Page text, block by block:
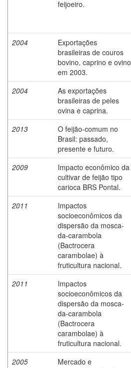
feijoeiro.
2004
Exportações
brasileiras de couros
bovino, caprino e ovino
em 2003.
2004
As exportações
brasileiras de peles
ovina e caprina.
2013
O feijão-comum no
Brasil: passado,
presente e futuro.
2009
Impacto econômico da
cultivar de feijão tipo
carioca BRS Pontal.
2011
Impactos
socioeconômicos da
dispersão da mosca-
da-carambola
(Bactrocera
carambolae) à
fruticultura nacional.
2011
Impactos
socioeconômicos da
dispersão da mosca-
da-carambola
(Bactrocera
carambolae) à
fruticultura nacional.
2005
Mercado e